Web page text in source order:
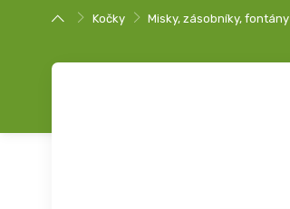
Kočky Misky, zásobníky, fontány